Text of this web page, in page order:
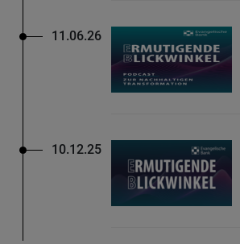
11.06.26
10.12.25